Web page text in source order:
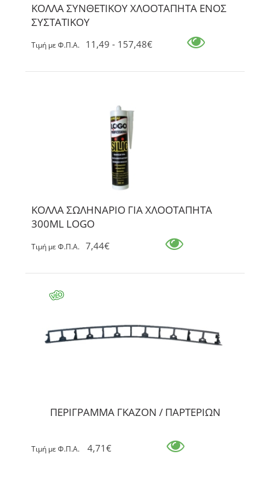
ΚΟΛΛΑ ΣΥΝΘΕΤΙΚΟΥ ΧΛΟΟΤΑΠΗΤΑ ΕΝΟΣ
ΣΥΣΤΑΤΙΚΟΥ
Tιμή με Φ.Π.Α. 11,49 - 157,48€
ΚΟΛΛΑ ΣΩΛΗΝΑΡΙΟ ΓΙΑ ΧΛΟΟΤΑΠΗΤΑ
300ML LOGO
Tιμή με Φ.Π.Α. 7,44€
ΠΕΡΙΓΡΑΜΜΑ ΓΚΑΖΟΝ / ΠΑΡΤΕΡΙΩΝ
Tιμή με Φ.Π.Α. 4,71€